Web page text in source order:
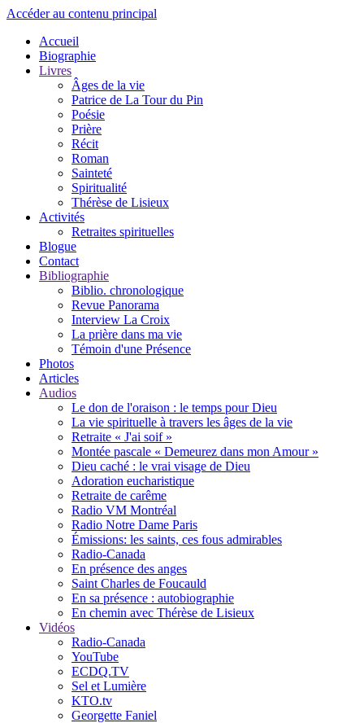
Accéder au contenu principal
Accueil
Biographie
Livres
Âges de la vie
Patrice de La Tour du Pin
Poésie
Prière
Récit
Roman
Sainteté
Spiritualité
Thérèse de Lisieux
Activités
Retraites spirituelles
Blogue
Contact
Bibliographie
Biblio. chronologique
Revue Panorama
Interview La Croix
La prière dans ma vie
Témoin d'une Présence
Photos
Articles
Audios
Le don de l'oraison : le temps pour Dieu
La vie spirituelle à travers les âges de la vie
Retraite « J'ai soif »
Montée pascale « Demeurez dans mon Amour »
Dieu caché : le vrai visage de Dieu
Adoration eucharistique
Retraite de carême
Radio VM Montréal
Radio Notre Dame Paris
Émissions: les saints, ces fous admirables
Radio-Canada
En présence des anges
Saint Charles de Foucauld
En sa présence : autobiographie
En chemin avec Thérèse de Lisieux
Vidéos
Radio-Canada
YouTube
ECDQ.TV
Sel et Lumière
KTO.tv
Georgette Faniel